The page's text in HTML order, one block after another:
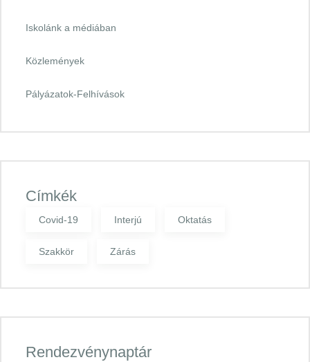
Iskolánk a médiában
Közlemények
Pályázatok-Felhívások
Címkék
Covid-19 Interjú Oktatás
Szakkör Zárás
Rendezvénynaptár